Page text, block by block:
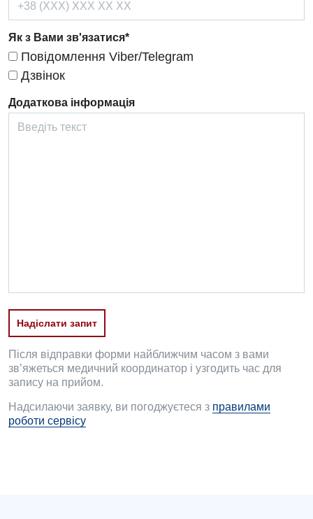
Кардіохірургія
Мамологія
Медична психологія
Неврологія
Нейрохірургія
Пульмонологія
Ревматологія
Судинна хірургія
Терапевтичне відділення
Терапія
Як з Вами зв'язатися*
Повідомлення Viber/Telegram
Дзвінок
Додаткова інформація
Надіслати запит
Після відправки форми найближчим часом з вами
зв’яжеться медичний координатор і узгодить час для
запису на прийом.
Надсилаючи заявку, ви погоджуєтеся з правилами
роботи сервісу